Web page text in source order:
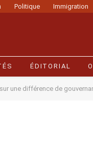
Politique Immigration
ÉDITORIAL
une différence de